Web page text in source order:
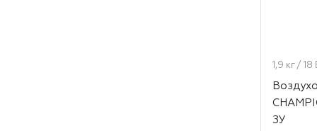
1,9 кг /
ЗУ